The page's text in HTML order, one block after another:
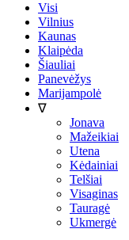
Visi
Vilnius
Kaunas
Klaipėda
Šiauliai
Panevėžys
Marijampolė
∇
Jonava
Mažeikiai
Utena
Kėdainiai
Telšiai
Visaginas
Tauragė
Ukmergė